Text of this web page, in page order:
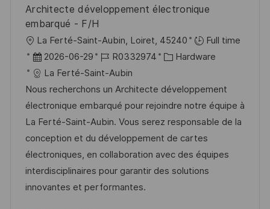
n
g
ö
e
n
Architecte développement électronique
embarqué - F/H
O
r
t
La Ferté-Saint-Aubin, Loiret, 45240
Full time
D
a
t
u
m
d
e
r
V
2026-06-29
J
o
b
-
I
D
R0332974
K
t
e
g
o
r
i
Hardware
La Ferté-Saint-Aubin
Nous recherchons un Architecte développement
électronique embarqué pour rejoindre notre équipe à
La Ferté-Saint-Aubin. Vous serez responsable de la
conception et du développement de cartes
électroniques, en collaboration avec des équipes
interdisciplinaires pour garantir des solutions
innovantes et performantes.